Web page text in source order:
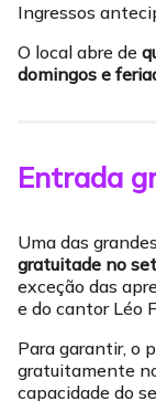
Ingressos
O local abre de
domingos e
Entrada
Uma das
gratuitade no
exceção das
e do cantor Léo
Para garantir, o
gratuitamente
capacidade do